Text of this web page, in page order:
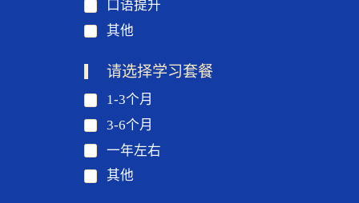
口语提升
其他
请选择学习套餐
1-3个月
3-6个月
一年左右
其他